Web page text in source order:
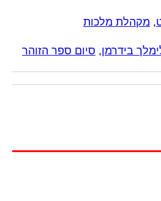
, מקהלת מלכות
בידרמן, סיום ספר הזוהר